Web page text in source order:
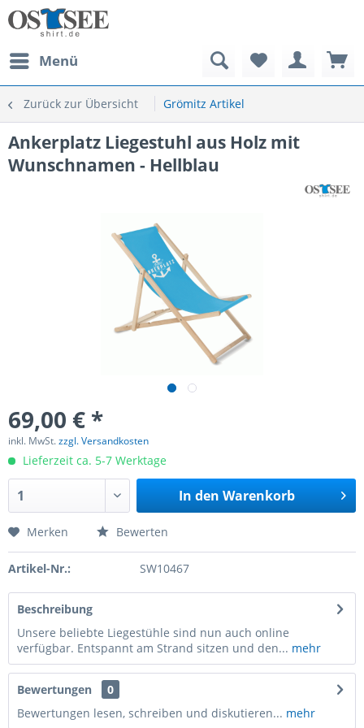
Menü
Zurück zur Übersicht Grömitz Artikel
Ankerplatz Liegestuhl aus Holz mit
Wunschnamen - Hellblau
69,00 € *
inkl. MwSt.zzgl. Versandkosten
Lieferzeit ca. 5-7 Werktage
In den Warenkorb
Merken Bewerten
Artikel-Nr.: SW10467
Beschreibung
Unsere beliebte Liegestühle sind nun auch online
verfügbar. Entspannt am Strand sitzen und den... mehr
Bewertungen
0
Bewertungen lesen, schreiben und diskutieren... mehr